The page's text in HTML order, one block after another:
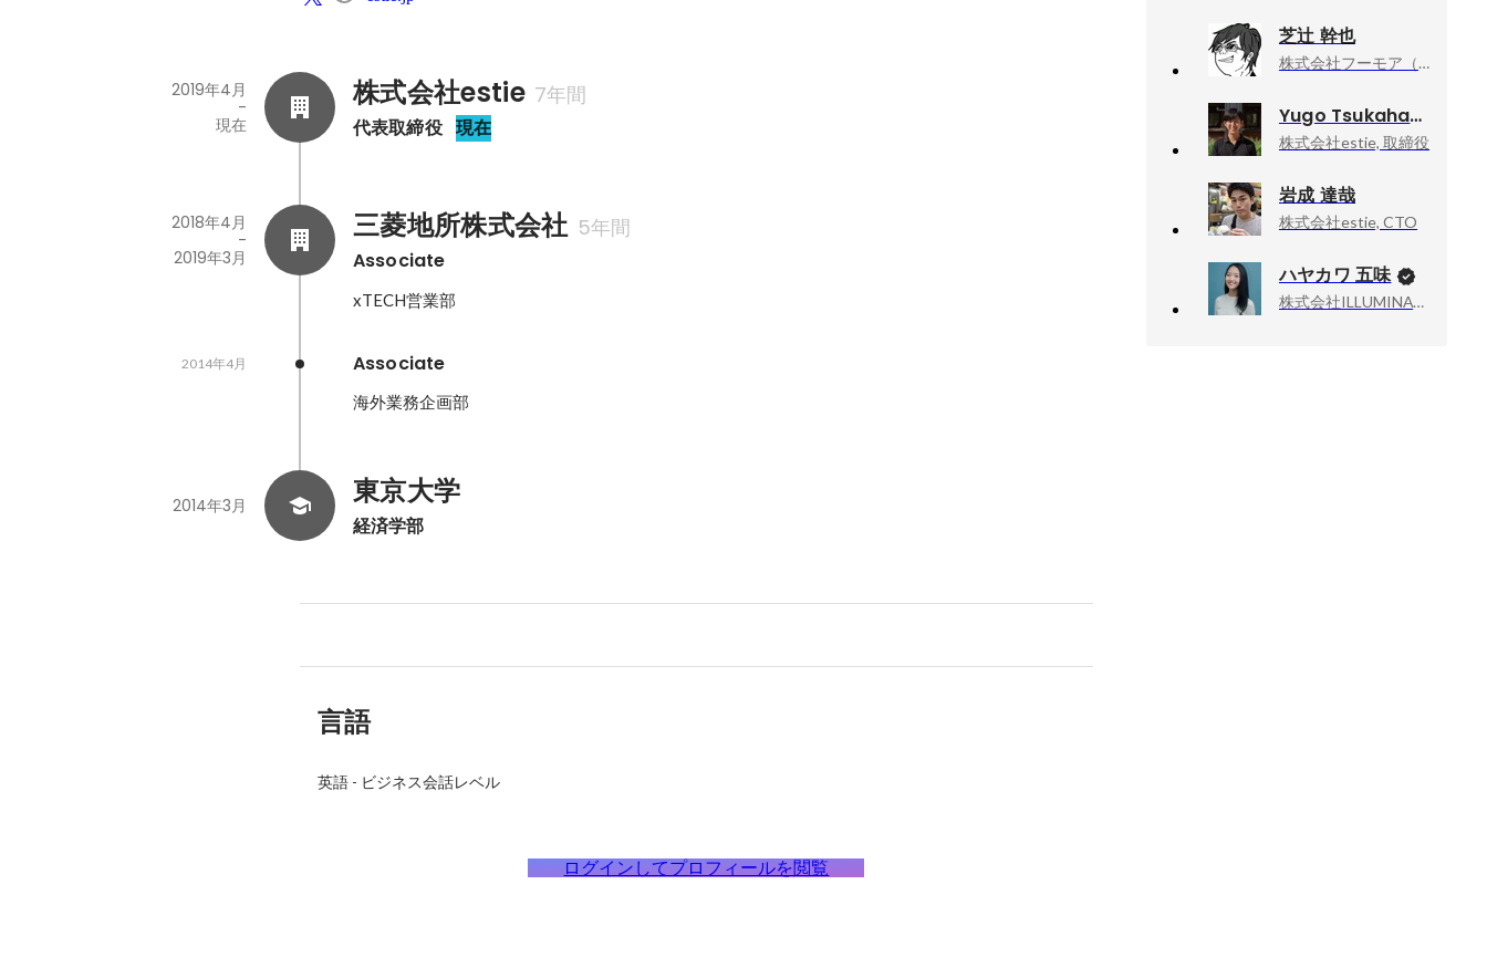
株式会社estie 7年間
代表取締役 現在
2019年4月
-
現在
三菱地所株式会社 5年間
Associate
2018年4月
-
2019年3月
xTECH営業部
Associate
2014年4月
海外業務企画部
東京大学
経済学部
2014年3月
言語
英語- ビジネス会話レベル
ログインしてプロフィールを閲覧
芝辻 幹也
株式会社フーモア（Whomor）, 代表取締役社長
Yugo Tsukahara
株式会社estie, 取締役
岩成 達哉
株式会社estie, CTO
ハヤカワ 五味
株式会社ILLUMINATE, 代表取締役